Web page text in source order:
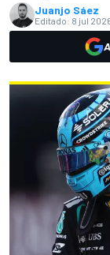
Juanjo Sáez
Editado: 8 jul